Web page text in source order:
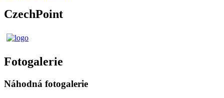
CzechPoint
Fotogalerie
Náhodná fotogalerie